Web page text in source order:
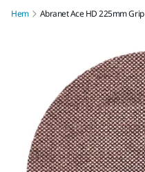
Hem Abranet Ace HD 225mm Grip